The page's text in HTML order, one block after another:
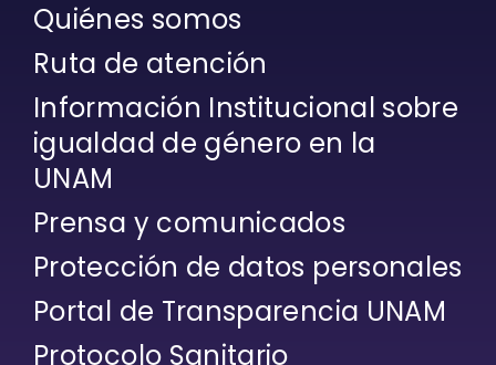
Quiénes somos
Ruta de atención
Información Institucional sobre
igualdad de género en la
UNAM
Prensa y comunicados
Protección de datos personales
Portal de Transparencia UNAM
Protocolo Sanitario